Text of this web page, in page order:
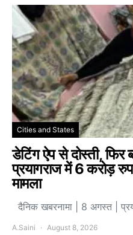
Cities and States
डेटिंग ऐप से दोस्ती,
प्रयागराज में 6 करोड़
मामला
दैनिक खबरनामा | 8 अगस्त |
A.Saini August 8, 2026